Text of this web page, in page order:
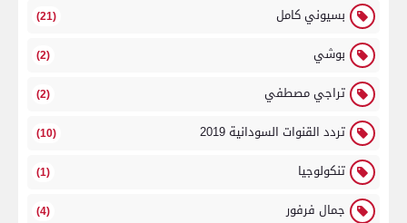
بسيوني كامل (21)
بوشي (2)
تراجي مصطفي (2)
تردد القنوات السودانية 2019 (10)
تنكولوجيا (1)
جمال فرفور (4)